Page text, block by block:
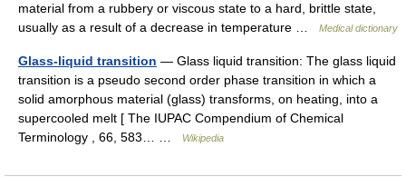
material from a rubbery or viscous state to a hard, brittle state,
usually as a result of a decrease in temperature …
Medical dictionary
Glass-liquid transition — Glass liquid transition: The glass liquid
transition is a pseudo second order phase transition in which a
solid amorphous material (glass) transforms, on heating, into a
supercooled melt [ The IUPAC Compendium of Chemical
Terminology , 66, 583… …
Wikipedia